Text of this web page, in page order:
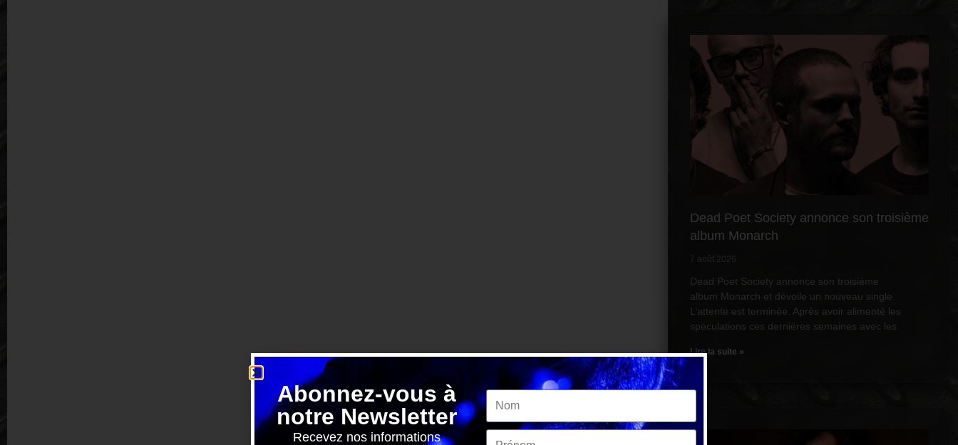
Dead Poet Society annonce son troisième
album Monarch
7 août 2026
Dead Poet Society annonce son troisième
album Monarch et dévoile un nouveau single
L’attente est terminée. Après avoir alimenté les
spéculations ces dernières semaines avec les
Lire la suite »
Abonnez-vous à
notre Newsletter
Recevez nos informations